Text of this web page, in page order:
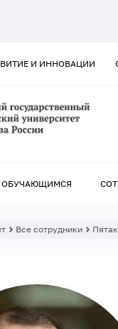
И ИННОВАЦИИ
ОБУЧАЮЩИМСЯ
Все сотрудники